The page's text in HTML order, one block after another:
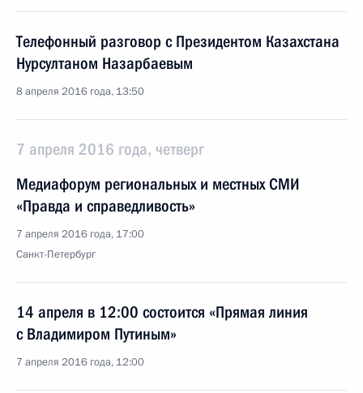
Телефонный разговор с Президентом Казахстана
Нурсултаном Назарбаевым
8 апреля 2016 года, 13:50
7 апреля 2016 года, четверг
Медиафорум региональных и местных СМИ
«Правда и справедливость»
7 апреля 2016 года, 17:00
Санкт-Петербург
14 апреля в 12:00 состоится «Прямая линия
с Владимиром Путиным»
7 апреля 2016 года, 12:00